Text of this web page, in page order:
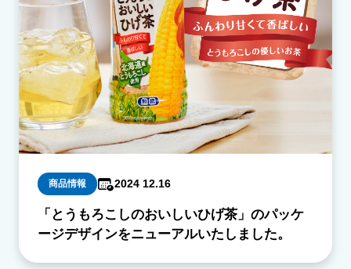
商品情報 2024 12.16
「とうもろこしのおいしいひげ茶」のパッケ
ージデザインをニューアルいたしました。